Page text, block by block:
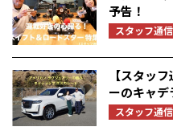
予告！
スタッフ通信
【スタッ
ーのキャデ
スタッフ通信